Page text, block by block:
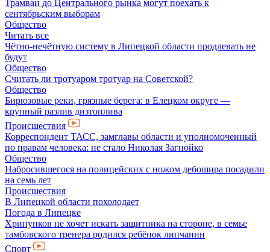
Трамваи до Центрального рынка могут поехать к
сентябрьским выборам
Общество
Читать все
Чётно-нечётную систему в Липецкой области продлевать не
будут
Общество
Считать ли тротуаром тротуар на Советской?
Общество
Бирюзовые реки, грязные берега: в Елецком округе —
крупный разлив дизтоплива
Происшествия
Корреспондент ТАСС, замглавы области и уполномоченный
по правам человека: не стало Николая Загнойко
Общество
Набросившегося на полицейских с ножом дебошира посадили
на семь лет
Происшествия
В Липецкой области похолодает
Погода в Липецке
Хрипунков не хочет искать защитника на стороне, в семье
тамбовского тренера родился ребёнок липчанин
Спорт